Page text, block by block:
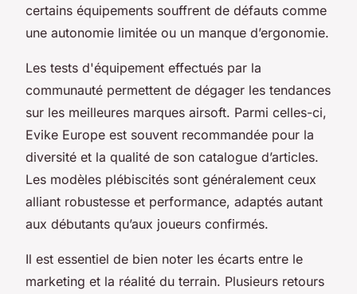
certains équipements souffrent de défauts comme
une autonomie limitée ou un manque d’ergonomie.
Les tests d'équipement effectués par la
communauté permettent de dégager les tendances
sur les meilleures marques airsoft. Parmi celles-ci,
Evike Europe est souvent recommandée pour la
diversité et la qualité de son catalogue d’articles.
Les modèles plébiscités sont généralement ceux
alliant robustesse et performance, adaptés autant
aux débutants qu’aux joueurs confirmés.
Il est essentiel de bien noter les écarts entre le
marketing et la réalité du terrain. Plusieurs retours